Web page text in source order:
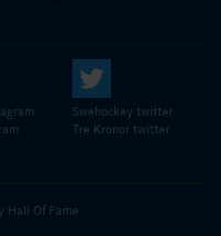
Swehockey twitter
Tre Kronor twitter
Hall Of Fame